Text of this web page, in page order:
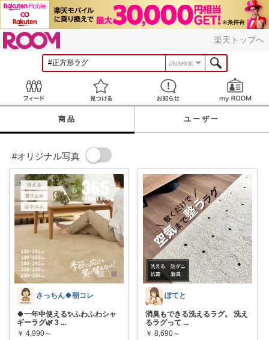
楽天トップへ
詳細検索
見つける お知らせ
商品 ユーザー
#オリジナル写真
さっちん🍀朝コレ
🍀一年中使える✨ふわふわシャ
ギーラグ🌿 3 ...
￥ 4,990～
ぽてと
消臭もできる洗えるラグ。 洗え
るラグって ...
￥ 8,690～